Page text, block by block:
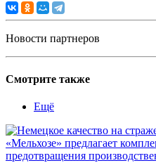
Новости партнеров
Смотрите также
Ещё